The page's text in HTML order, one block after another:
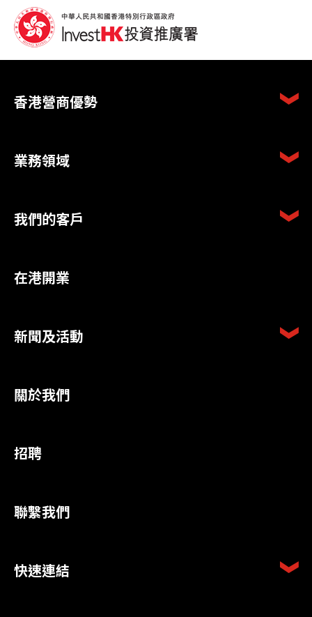
香港營商優勢
業務領域
我們的客戶
在港開業
新聞及活動
關於我們
招聘
聯繫我們
快速連結